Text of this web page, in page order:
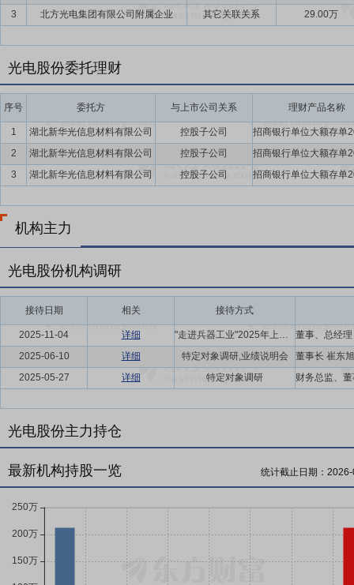
3 北方光电集团有限公司附属企业 其它关联关系 29.00万
光电股份委托理财
序号 委托方 与上市公司关系 理财产品名称
1 湖北新华光信息材料有限公司
控股子公司
2
湖北新华光信息材料有限公司
控股子公司
3
湖北新华光信息材料有限公司 控股子公司
机构主力
光电股份机构调研
接待日期 相关 接待方式
2025-11-04 详细
"走进兵器工业"2025年上市公司投资者集中交流活动
2025-06-10
详细
特定对象调研,业绩说明会
2025-05-27
详细 特定对象调研
光电股份主力持仓
最新机构持股一览 统计截止日期：